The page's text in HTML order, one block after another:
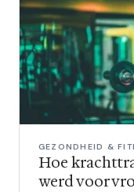
GEZONDHEID &
Hoe
werd voor